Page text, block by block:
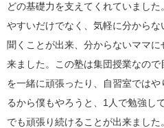
どの基礎力を支えてくれていまし
やすいだけでなく、気軽に分から
聞くことが出来、分からないママ
来ました。この塾は集団授業なの
を一緒に頑張ったり、自習室では
るから僕もやろうと、 1 人で勉強し
でも頑張り続けることが出来ました